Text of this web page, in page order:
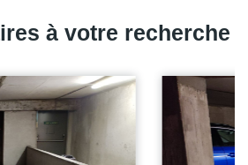
à votre recherche